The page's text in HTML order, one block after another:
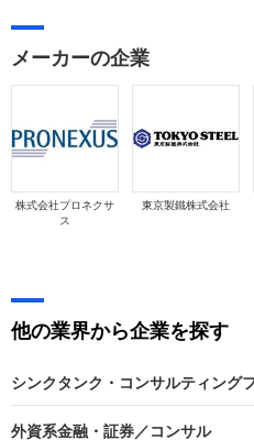
メーカーの企業
株式会社プロネクサ
ス
東京製鐵株式会社
他の業界から企業を探す
シンクタンク・コンサルティング
外資系金融・証券／コンサル